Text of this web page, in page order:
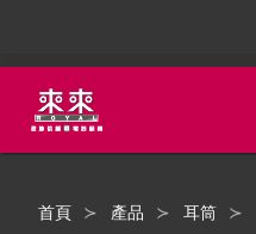
首頁 產品 耳筒